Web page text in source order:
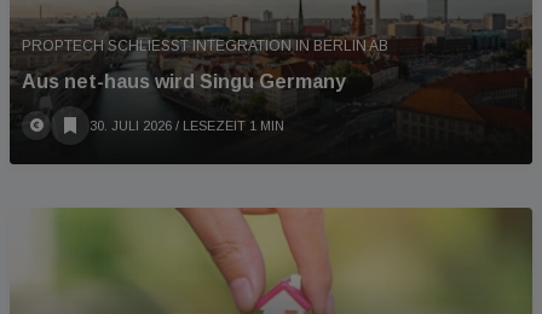
PROPTECH SCHLIESST INTEGRATION IN BERLIN AB
Aus net-haus wird Singu Germany
30. JULI 2026 / LESEZEIT 1 MIN